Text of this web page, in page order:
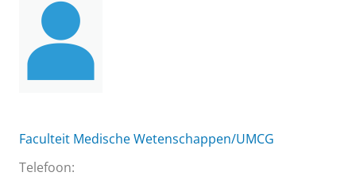
Faculteit Medische Wetenschappen/UMCG
Telefoon: